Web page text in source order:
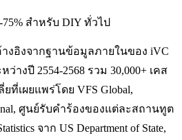
สำหรับ DIY ทั่วไป
งอิงจากฐานข้อมูลภายในของ iVC
หว่างปี 2554-2568 รวม 30,000+ เคส
ที่เผยแพร่โดย VFS Global,
ศูนย์รับคำร้องของแต่ละสถานทูต
จาก US Department of State,